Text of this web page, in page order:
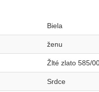
Biela
ženu
Žlté zlato 585/
Srdce